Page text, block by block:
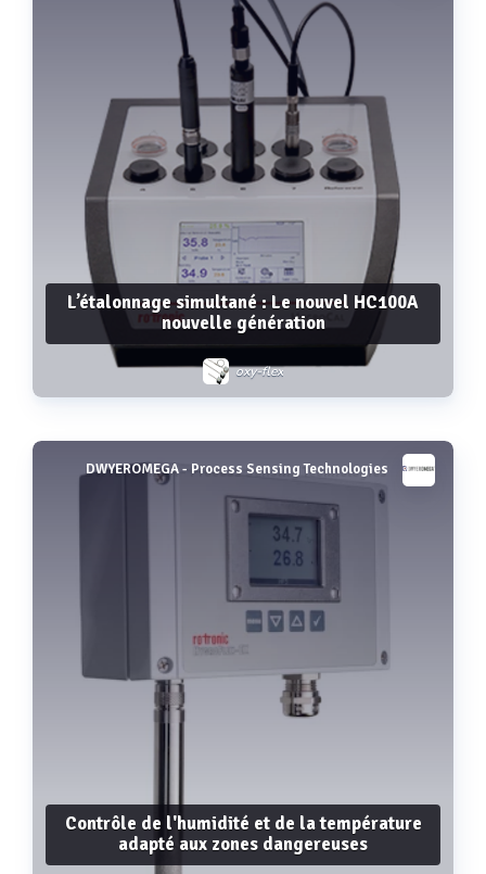
L’étalonnage simultané : Le nouvel HC100A
nouvelle génération
oxy-flex
Voir plus
DWYEROMEGA - Process Sensing Technologies
Contrôle de l'humidité et de la température
adapté aux zones dangereuses